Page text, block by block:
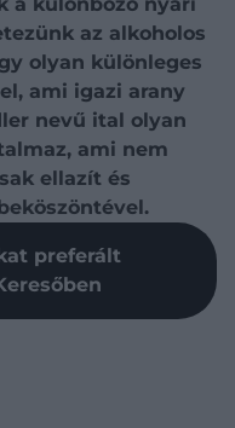
az alkoholos
olyan különleges
ami igazi arany
nevű ital olyan
ami nem
ellazít és
preferált